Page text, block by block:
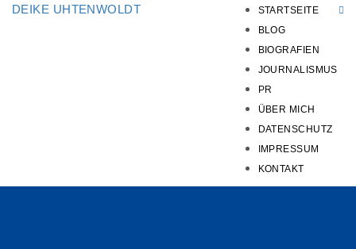
DEIKE UHTENWOLDT
STARTSEITE
BLOG
BIOGRAFIEN
JOURNALISMUS
PR
ÜBER MICH
DATENSCHUTZ
IMPRESSUM
KONTAKT